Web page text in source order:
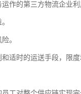
作的第三方物流企业
。
适时的运送手段，限